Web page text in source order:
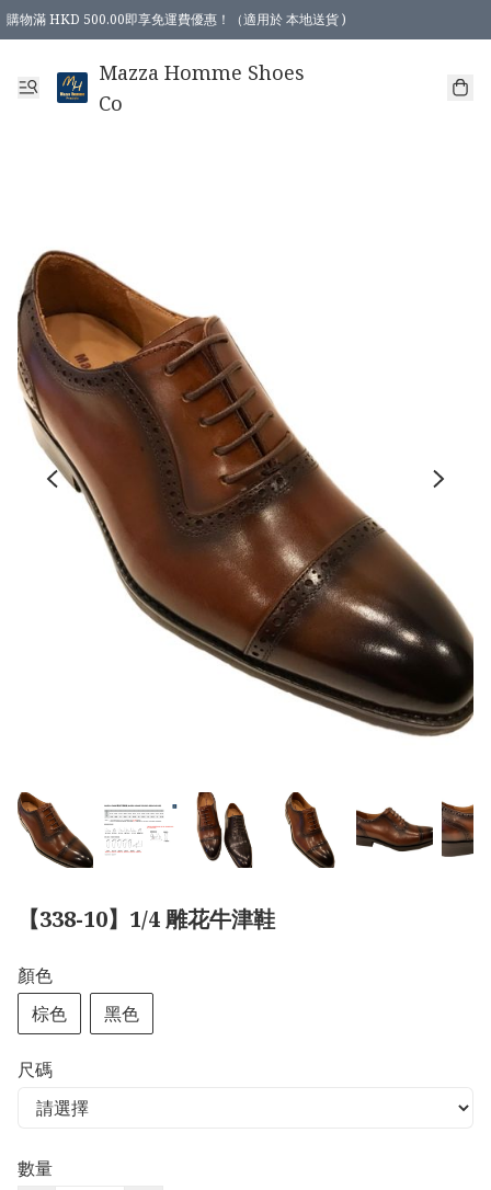
購物滿 HKD 500.00即享免運費優惠！（適用於 本地送貨 )
Mazza Homme Shoes
Co
【338-10】1/4 雕花牛津鞋
顏色
棕色
黑色
尺碼
數量